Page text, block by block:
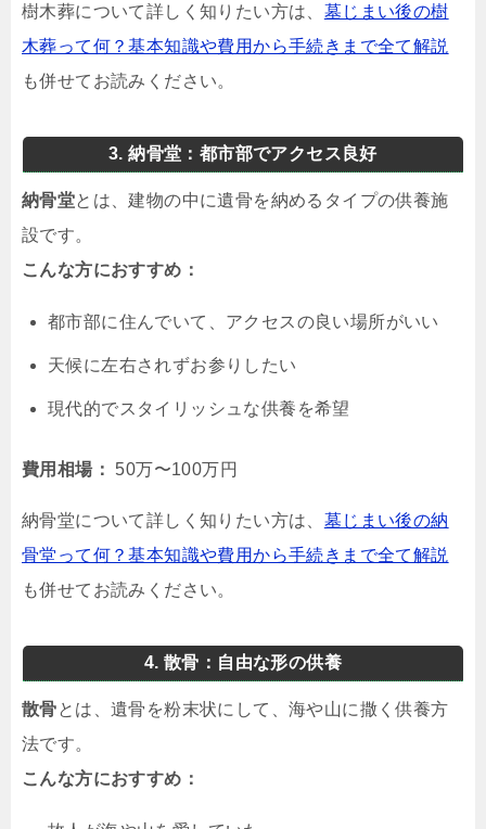
樹木葬について詳しく知りたい方は、 墓じまい後の樹
木葬って何？基本知識や費用から手続きまで全て解説
も併せてお読みください。
3. 納骨堂：都市部でアクセス良好
納骨堂とは、建物の中に遺骨を納めるタイプの供養施
設です。
こんな方におすすめ：
都市部に住んでいて、アクセスの良い場所がいい
天候に左右されずお参りしたい
現代的でスタイリッシュな供養を希望
費用相場： 50万〜100万円
納骨堂について詳しく知りたい方は、 墓じまい後の納
骨堂って何？基本知識や費用から手続きまで全て解説
も併せてお読みください。
4. 散骨：自由な形の供養
散骨とは、遺骨を粉末状にして、海や山に撒く供養方
法です。
こんな方におすすめ：